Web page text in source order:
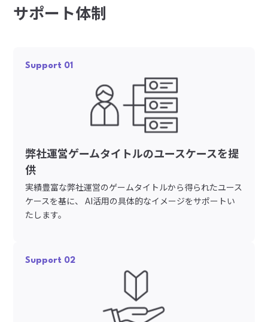
サポート体制
Support 01
弊社運営ゲームタイトルのユースケースを提
供
実績豊富な弊社運営のゲームタイトルから得られたユース
ケースを基に、 AI活用の具体的なイメージをサポートい
たします。
Support 02